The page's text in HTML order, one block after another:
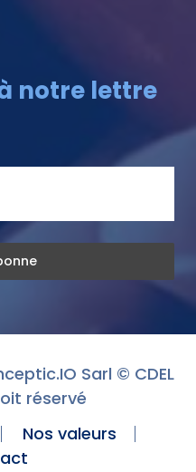
notre lettre
Sarl © CDEL
réservé
Nos valeurs